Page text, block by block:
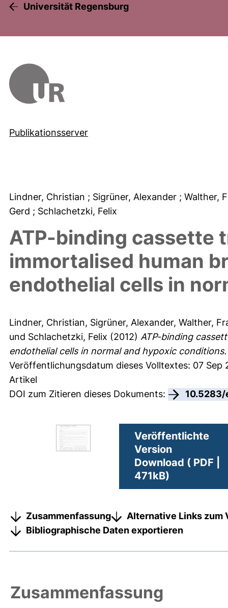
Universität Regensburg
Publikationsserver
Lindner, Christian ; Sigrüner, Alexander ; Walther,
Gerd ; Schlachetzki, Felix
ATP-binding cassette
immortalised human
endothelial cells in
Lindner, Christian, Sigrüner, Alexander, Walther,
und Schlachetzki, Felix (2012) ATP-binding
endothelial cells in normal and hypoxic conditions.
Veröffentlichungsdatum dieses Volltextes: 07 Sep
Artikel
DOI zum Zitieren dieses Dokuments:
Veröffentlichte
Version
Download ( PDF |
471kB)
Zusammenfassung
Alternative Links zum
Bibliographische Daten exportieren
Zusammenfassung